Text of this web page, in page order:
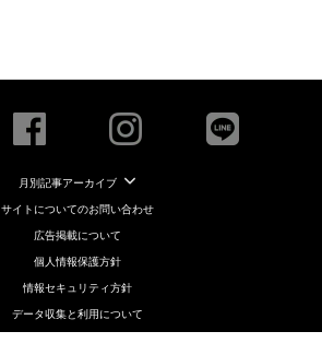
月別記事アーカイブ
サイトについてのお問い合わせ
広告掲載について
個人情報保護方針
情報セキュリティ方針
データ収集と利用について